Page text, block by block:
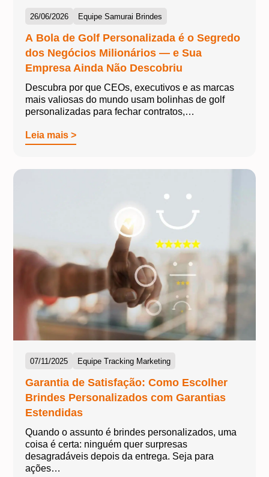
26/06/2026 Equipe Samurai Brindes
A Bola de Golf Personalizada é o Segredo
dos Negócios Milionários — e Sua
Empresa Ainda Não Descobriu
Descubra por que CEOs, executivos e as marcas
mais valiosas do mundo usam bolinhas de golf
personalizadas para fechar contratos,…
Leia mais >
07/11/2025 Equipe Tracking Marketing
Garantia de Satisfação: Como Escolher
Brindes Personalizados com Garantias
Estendidas
Quando o assunto é brindes personalizados, uma
coisa é certa: ninguém quer surpresas
desagradáveis depois da entrega. Seja para
ações…